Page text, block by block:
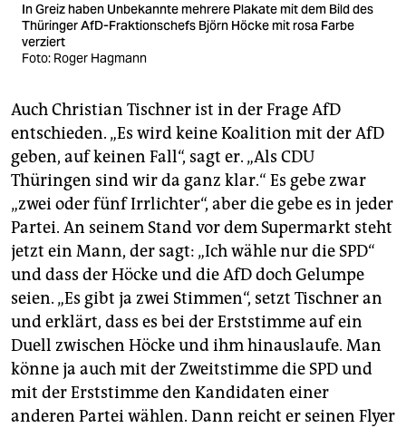
In Greiz haben Unbekannte mehrere Plakate mit dem Bild des
Thüringer AfD-Fraktionschefs Björn Höcke mit rosa Farbe
verziert
Foto: Roger Hagmann
Auch Christian Tischner ist in der Frage AfD
entschieden. „Es wird keine Koalition mit der AfD
geben, auf keinen Fall“, sagt er. „Als CDU
Thüringen sind wir da ganz klar.“ Es gebe zwar
„zwei oder fünf Irrlichter“, aber die gebe es in jeder
Partei. An seinem Stand vor dem Supermarkt steht
jetzt ein Mann, der sagt: „Ich wähle nur die SPD“
und dass der Höcke und die AfD doch Gelumpe
seien. „Es gibt ja zwei Stimmen“, setzt Tischner an
und erklärt, dass es bei der Erststimme auf ein
Duell zwischen Höcke und ihm hinauslaufe. Man
könne ja auch mit der Zweitstimme die SPD und
mit der Erststimme den Kandidaten einer
anderen Partei wählen. Dann reicht er seinen Flyer